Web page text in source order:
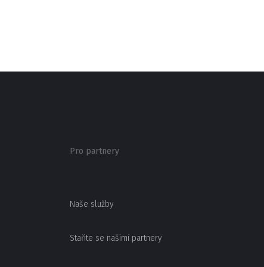
Pro partnery
Naše služby
Staňte se našimi partnery